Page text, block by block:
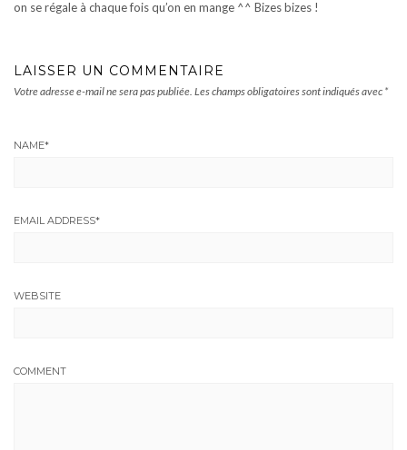
on se régale à chaque fois qu’on en mange ^^ Bizes bizes !
LAISSER UN COMMENTAIRE
Votre adresse e-mail ne sera pas publiée. Les champs obligatoires sont indiqués avec *
NAME*
EMAIL ADDRESS*
WEBSITE
COMMENT